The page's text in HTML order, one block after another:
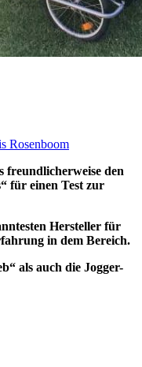
Rosenboom
freundlicherweise den
für einen Test zur
Hersteller für
in dem Bereich.
als auch die Jogger-